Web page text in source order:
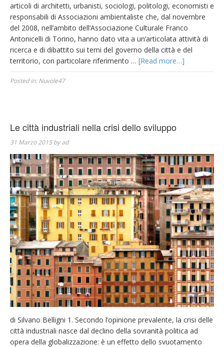
articoli di architetti, urbanisti, sociologi, politologi, economisti e
responsabili di Associazioni ambientaliste che, dal novembre
del 2008, nell’ambito dell’Associazione Culturale Franco
Antonicelli di Torino, hanno dato vita a un’articolata attività di
ricerca e di dibattito sui temi del governo della città e del
territorio, con particolare riferimento … [Read more…]
Posted in:Nuvole47
Le città industriali nella crisi dello sviluppo
31 Marzo 2015 byad
di Silvano Belligni 1. Secondo l’opinione prevalente, la crisi delle
città industriali nasce dal declino della sovranità politica ad
opera della globalizzazione: è un effetto dello svuotamento